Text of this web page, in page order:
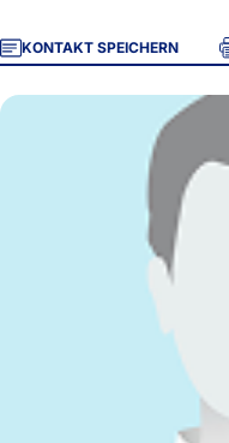
KONTAKT SPEICHERN